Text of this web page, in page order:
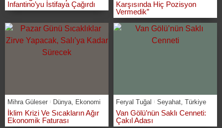
Infantino’yu İstifaya Çağırdı
Karşısında Hiç Pozisyon
Vermedik”
Mihra Güleser Dünya Ekonomi
İklim Krizi Ve Sıcakların Ağır
Ekonomik Faturası
Feryal Tuğal Seyahat Türkiye
Van Gölü’nün Saklı Cenneti:
Çakıl Adası